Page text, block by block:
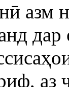
азм
дар
аз